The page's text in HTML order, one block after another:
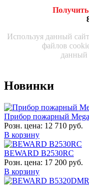
Используя данный
файлов
данный
Новинки
Прибор пожарный
Розн. цена: 12 710 руб.
В корзину
BEWARD B2530RC
Розн. цена: 17 200 руб.
В корзину